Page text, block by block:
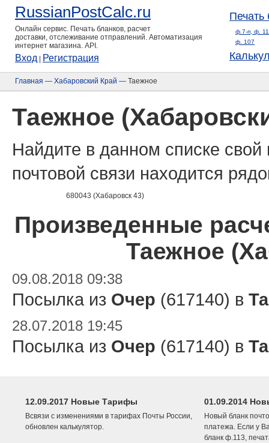
RussianPostCalc.ru
Онлайн сервис. Печать бланков, расчет
доставки, отслеживание отправлений. Автоматизация
интернет магазина. API.
Вход Регистрация
Печать
ф.7-п, ф.
ф. 107
Главная — Хабаровский Край — Таежное
Таежное
Найдите в данном списке
почтовой связи находится
680043 (Хабаровск 43)
Произведенные
Таежное
09.08.2018 09:38
Посылка из Очер (617140) в
28.07.2018 19:45
Посылка из Очер (617140) в
12.09.2017 Новые Тарифы
Всвязи с изменениями в тарифах Почты России,
обновлен калькулятор.
01.09.2014
Новый бланк
платежа. Если у
бланк ф.113,